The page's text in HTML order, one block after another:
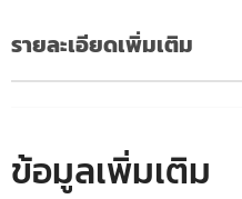
รายละเอียดเพิ่มเติม
ข้อมูลเพิ่มเติม